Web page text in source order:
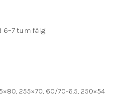
6–7 tum fälg
255×70, 60/70-6.5, 250×54